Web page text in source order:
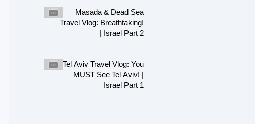
Masada & Dead Sea
Travel Vlog: Breathtaking!
| Israel Part 2
Tel Aviv Travel Vlog: You
MUST See Tel Aviv! |
Israel Part 1